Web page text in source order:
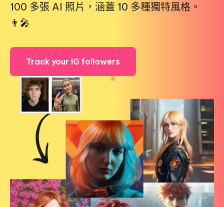
100 多張 AI 照片，涵蓋 10 多種獨特風格。
👨‍🎤
Track your IG followers